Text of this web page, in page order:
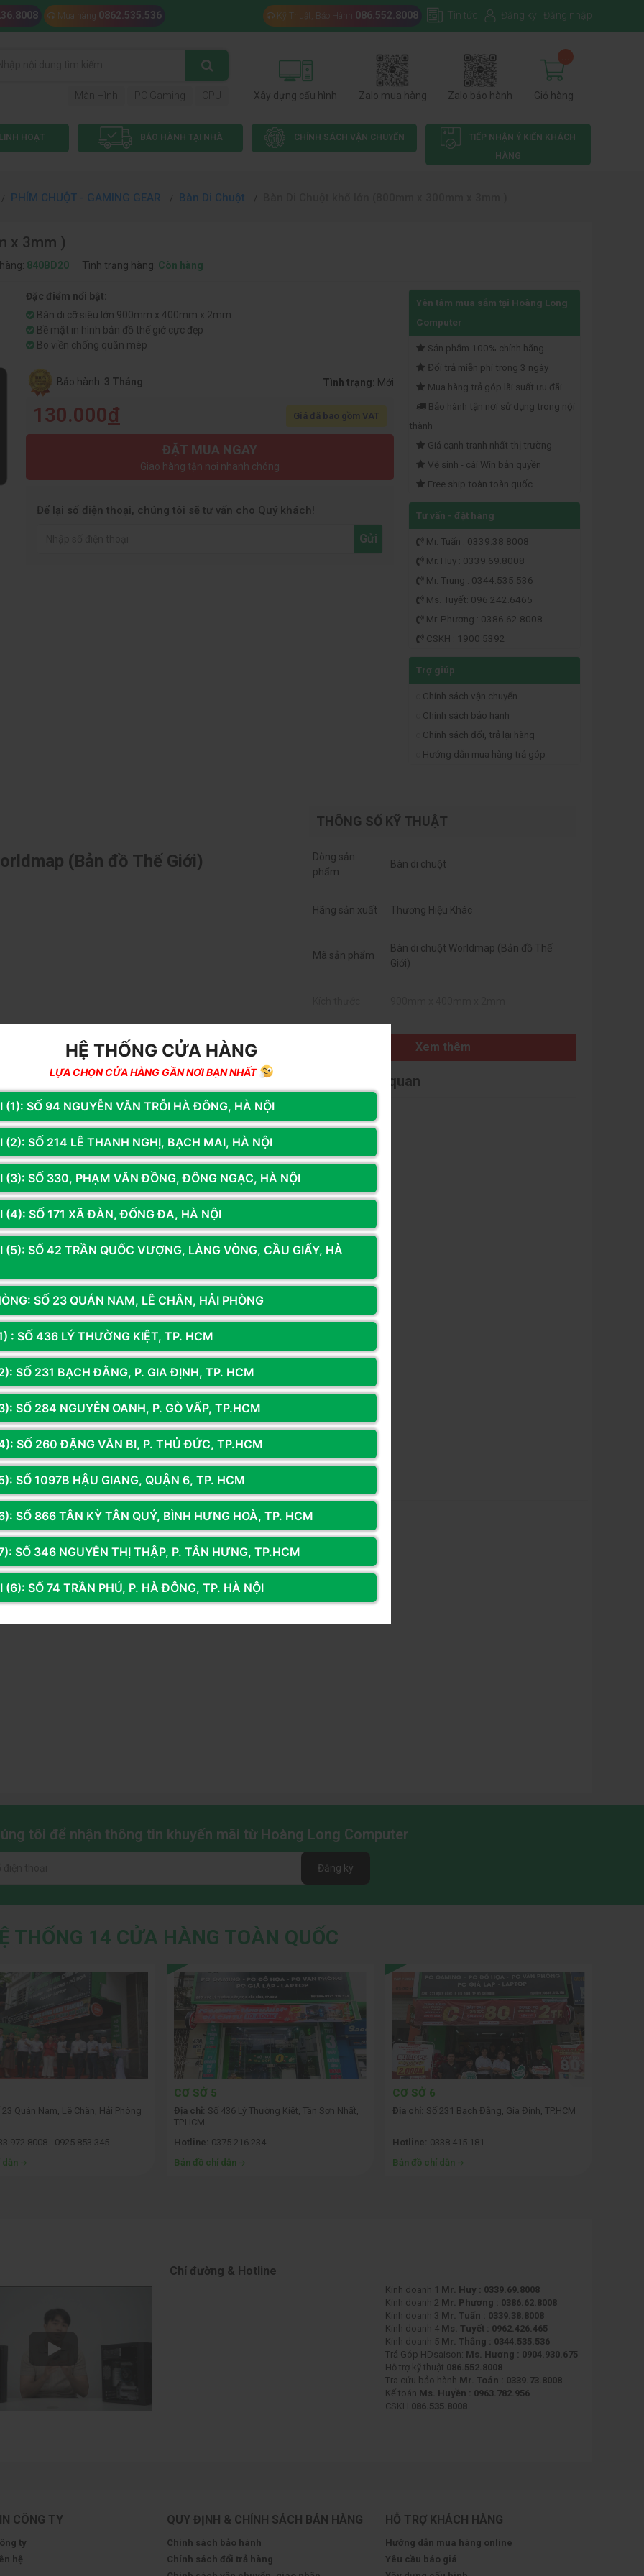
Mua hàng 0862.535.536 Kỹ Thuật, Bảo Hành 086.552.8008 Tin tức Đăng ký Đăng nhập
Màn Hình PC Gaming CPU Xây dựng cấu hình Zalo mua hàng Zalo bảo hành Giỏ hàng
HOẠT BẢO HÀNH TẠI NHÀ CHÍNH SÁCH VẬN CHUYỂN
TIẾP NHẬN Ý KIẾN KHÁCH
HÀNG
PHÍM CHUỘT - GAMING GEAR Bàn Di Chuột
x 3mm )
840BD20 Tình trạng hàng: Còn hàng
Yên tâm mua sắm tại Hoàng Long
Computer
Sản phẩm 100% chính hãng
Đổi trả miễn phí trong 3 ngày
Mua hàng trả góp lãi suất ưu đãi
Bảo hành tận nơi sử dụng trong nội
thành
Giá cạnh tranh nhất thị trường
Vệ sinh - cài Win bản quyền
Free ship toàn toàn quốc
Tư vấn - đặt hàng
Mr. Tuấn : 0339.38.8008
Mr. Huy : 0339.69.8008
Mr. Trung : 0344.535.536
Ms. Tuyết: 096.242.6465
Mr. Phương : 0386.62.8008
CSKH : 1900 5392
Trợ giúp
Chính sách vận chuyển
Chính sách bảo hành
Chính sách đổi, trả lại hàng
Hướng dẫn mua hàng trả góp
Đặc điểm nổi bật:
Bàn di cỡ siêu lớn 900mm x 400mm x 2mm
Bề mặt in hình bản đồ thế giớ cực đẹp
Bo viền chống quăn mép
Bảo hành: 3 Tháng Tình trạng: Mới
130.000đ Giá đã bao gồm VAT
ĐẶT MUA NGAY
Giao hàng tận nơi nhanh chóng
Để lại số điện thoại, chúng tôi sẽ tư vấn cho Quý khách!
Gửi
(Bản đồ Thế Giới)
quăn mép Tương thích tốt với tất cả các loại chuột
lớn (800mm x 300mm x 3mm )
Bạn đã dùng sản phẩm này?
Gửi đánh giá của bạn
THÔNG SỐ KỸ THUẬT
Dòng sản
phẩm
Bàn di chuột
Hãng sản xuất Thương Hiệu Khác
Mã sản phẩm
Bàn di chuột Worldmap (Bản đồ Thế
Giới)
Xem thêm
Bài viết liên quan
Sản phẩm đã xem
tôi để nhận thông tin khuyến mãi từ Hoàng Long Computer
Đăng ký
THỐNG 14 CỬA HÀNG TOÀN QUỐC
23 Quán Nam, Lê Chân, Hải Phòng
- 0925.853.345
dẫn
CƠ SỞ 5
Địa chỉ: Số 436 Lý Thường Kiệt, Tân Sơn Nhất,
TP.HCM
Hotline: 0375.216.234
Bản đồ chỉ dẫn
CƠ SỞ 6
Địa chỉ: Số 231 Bạch Đằng, Gia Định, TP.HCM
Hotline: 0338.415.181
Bản đồ chỉ dẫn
Chỉ đường & Hotline
Kinh doanh 1 Mr. Huy : 0339.69.8008
Kinh doanh 2 Mr. Phương : 0386.62.8008
Kinh doanh 3 Mr. Tuấn : 0339.38.8008
Kinh doanh 4 Ms. Tuyết : 0962.426.465
Kinh doanh 5 Mr. Thắng : 0344.535.536
Trả Góp HDsaison: Ms. Hương : 0904.930.675
Hỗ trợ kỹ thuật 086.552.8008
Tra cứu bảo hành Mr. Toán : 0339.73.8008
Kế toán Ms. Huyền : 0963.782.956
CSKH 086.535.8008
CÔNG TY
ty
hệ
QUY ĐỊNH & CHÍNH SÁCH BÁN HÀNG
Chính sách bảo hành
Chính sách đổi trả hàng
HỖ TRỢ KHÁCH HÀNG
Hướng dẫn mua hàng online
Yêu cầu báo giá
HỆ THỐNG CỬA HÀNG
LỰA CHỌN CỬA HÀNG GẦN NƠI BẠN NHẤT
(1): SỐ 94 NGUYỄN VĂN TRỖI HÀ ĐÔNG, HÀ NỘI
(2): SỐ 214 LÊ THANH NGHỊ, BẠCH MAI, HÀ NỘI
(3): SỐ 330, PHẠM VĂN ĐỒNG, ĐÔNG NGẠC, HÀ NỘI
(4): SỐ 171 XÃ ĐÀN, ĐỐNG ĐA, HÀ NỘI
(5): SỐ 42 TRẦN QUỐC VƯỢNG, LÀNG VÒNG, CẦU GIẤY, HÀ
SỐ 23 QUÁN NAM, LÊ CHÂN, HẢI PHÒNG
: SỐ 436 LÝ THƯỜNG KIỆT, TP. HCM
SỐ 231 BẠCH ĐẰNG, P. GIA ĐỊNH, TP. HCM
SỐ 284 NGUYỄN OANH, P. GÒ VẤP, TP.HCM
SỐ 260 ĐẶNG VĂN BI, P. THỦ ĐỨC, TP.HCM
SỐ 1097B HẬU GIANG, QUẬN 6, TP. HCM
SỐ 866 TÂN KỲ TÂN QUÝ, BÌNH HƯNG HOÀ, TP. HCM
SỐ 346 NGUYỄN THỊ THẬP, P. TÂN HƯNG, TP.HCM
(6): SỐ 74 TRẦN PHÚ, P. HÀ ĐÔNG, TP. HÀ NỘI